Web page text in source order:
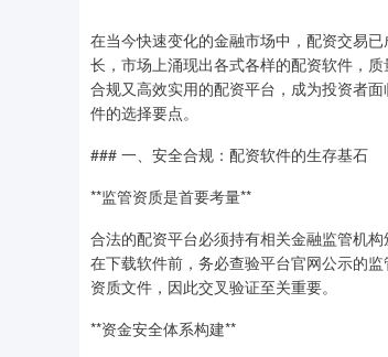
在当今快速变化的金融市场中，配资交易
长，市场上涌现出各式各样的配资软件，
合规又高效实用的配资平台，成为投资者
件的选择要点。
### 一、安全合规：配资软件的生存基石
**监管资质是首要考量**
合法的配资平台必须持有相关金融监管机
在下载软件前，务必查验平台官网公示的
资质文件，因此交叉验证至关重要。
**资金安全体系构建**